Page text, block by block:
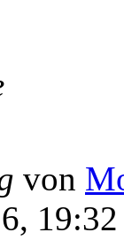
von
19:32